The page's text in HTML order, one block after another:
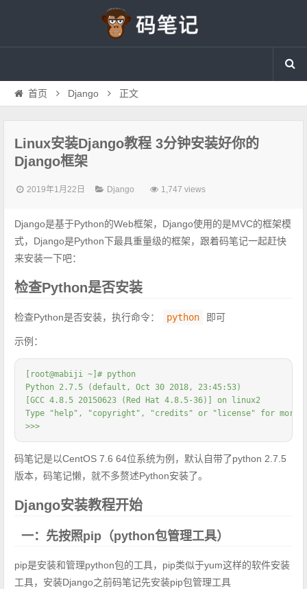
首页 Django 正文
Linux安装Django教程 3分钟安装好你的
Django框架
2019年1月22日 Django 1,747 views
Django是基于Python的Web框架，Django使用的是MVC的框架模
式，Django是Python下最具重量级的框架，跟着码笔记一起赶快
来安装一下吧：
检查Python是否安装
检查Python是否安装，执行命令： python 即可
示例：
[root@mabiji ~]# python
Python 2.7.5 (default, Oct 30 2018, 23:45:53)
[GCC 4.8.5 20150623 (Red Hat 4.8.5-36)] on linux2
Type "help", "copyright", "credits" or "license" for more
>>>
码笔记是以CentOS 7.6 64位系统为例，默认自带了python 2.7.5
版本，码笔记懒，就不多赘述Python安装了。
Django安装教程开始
一：先按照pip（python包管理工具）
pip是安装和管理python包的工具，pip类似于yum这样的软件安装
工具，安装Django之前码笔记先安装pip包管理工具